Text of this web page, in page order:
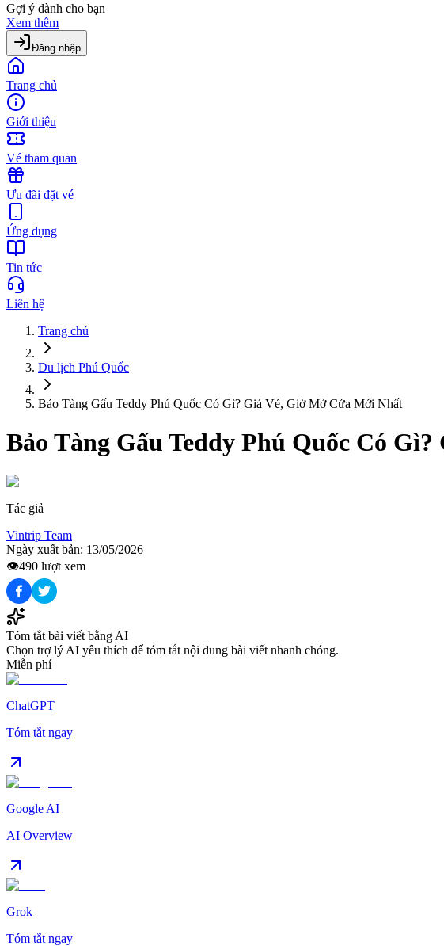
Gợi ý dành cho bạn
Xem thêm
Đăng nhập
Trang chủ
Giới thiệu
Vé tham quan
Ưu đãi đặt vé
Ứng dụng
Tin tức
Liên hệ
Trang chủ
Du lịch Phú Quốc
Bảo Tàng Gấu Teddy Phú Quốc Có Gì? Giá Vé, Giờ Mở Cửa Mới Nhất
Bảo Tàng Gấu Teddy Phú Quốc Có
Tác giả
Vintrip Team
Ngày xuất bản: 13/05/2026
👁️490 lượt xem
Tóm tắt bài viết bằng AI
Chọn trợ lý AI yêu thích để tóm tắt nội dung bài viết nhanh chóng.
Miễn phí
ChatGPT
Tóm tắt ngay
Google AI
AI Overview
Grok
Tóm tắt ngay